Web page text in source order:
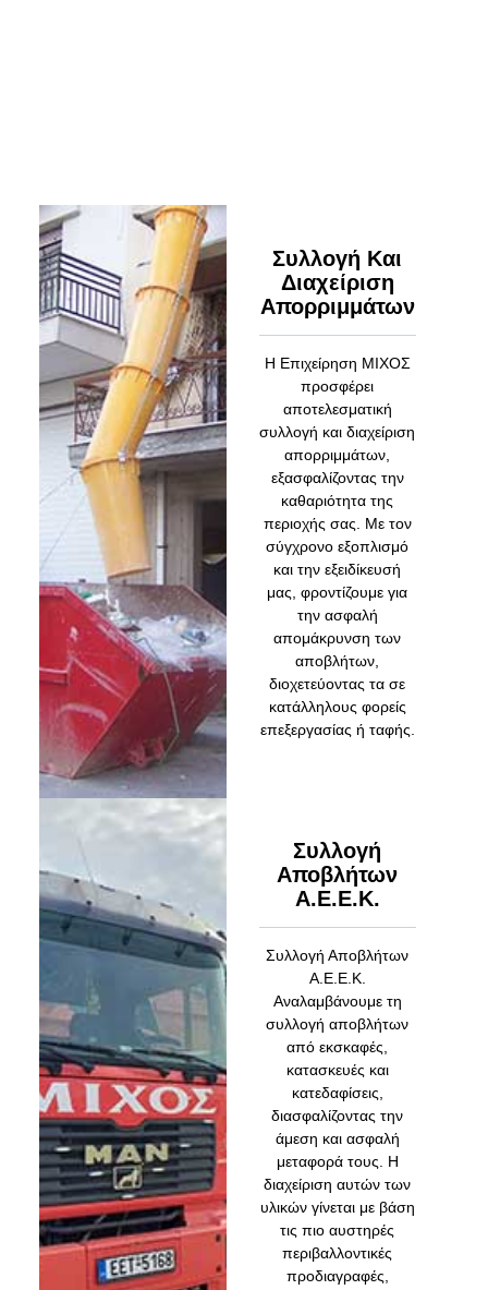
Συλλογή Και
Διαχείριση
Απορριμμάτων
Η Επιχείρηση ΜΙΧΟΣ
προσφέρει
αποτελεσματική
συλλογή και διαχείριση
απορριμμάτων,
εξασφαλίζοντας την
καθαριότητα της
περιοχής σας. Με τον
σύγχρονο εξοπλισμό
και την εξειδίκευσή
μας, φροντίζουμε για
την ασφαλή
απομάκρυνση των
αποβλήτων,
διοχετεύοντας τα σε
κατάλληλους φορείς
επεξεργασίας ή ταφής.
Συλλογή
Αποβλήτων
Α.Ε.Ε.Κ.
Συλλογή Αποβλήτων
Α.Ε.Ε.Κ.
Αναλαμβάνουμε τη
συλλογή αποβλήτων
από εκσκαφές,
κατασκευές και
κατεδαφίσεις,
διασφαλίζοντας την
άμεση και ασφαλή
μεταφορά τους. Η
διαχείριση αυτών των
υλικών γίνεται με βάση
τις πιο αυστηρές
περιβαλλοντικές
προδιαγραφές,